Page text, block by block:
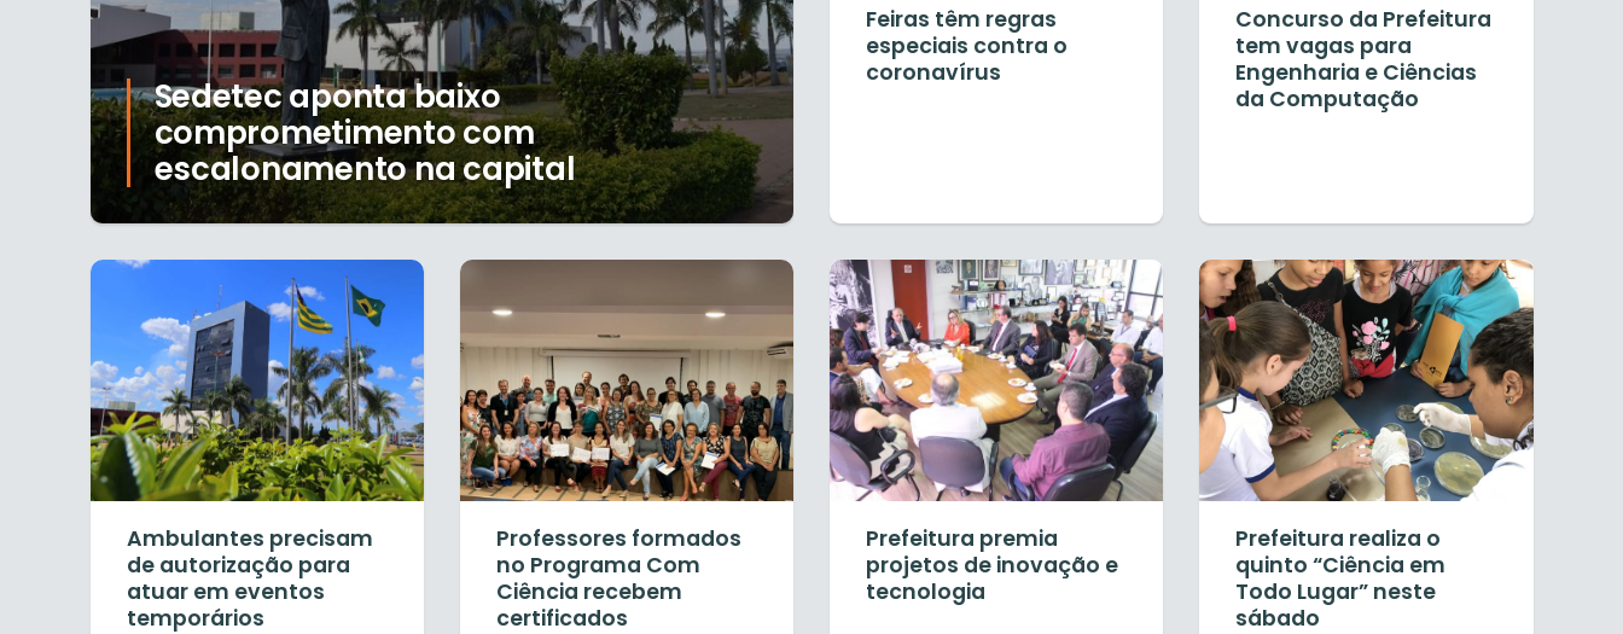
Sedetec aponta baixo
comprometimento com
escalonamento na capital
Feiras têm regras
especiais contra o
coronavírus
Concurso da Prefeitura
tem vagas para
Engenharia e Ciências
da Computação
Ambulantes precisam
de autorização para
atuar em eventos
temporários
Professores formados
no Programa Com
Ciência recebem
certificados
Prefeitura premia
projetos de inovação e
tecnologia
Prefeitura realiza o
quinto “Ciência em
Todo Lugar” neste
sábado